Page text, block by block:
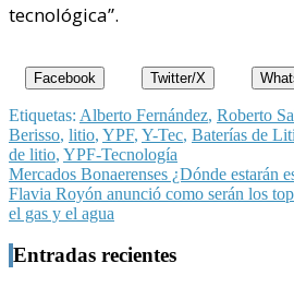
tecnológica”.
Facebook Twitter/X
Etiquetas: Alberto Fernández, Roberto
Berisso, litio, YPF, Y-Tec, Baterías de
de litio, YPF-Tecnología
Navegación
de
entradas
Mercados Bonaerenses ¿Dónde estarán
Flavia Royón anunció como serán los
el gas y el agua
Entradas recientes